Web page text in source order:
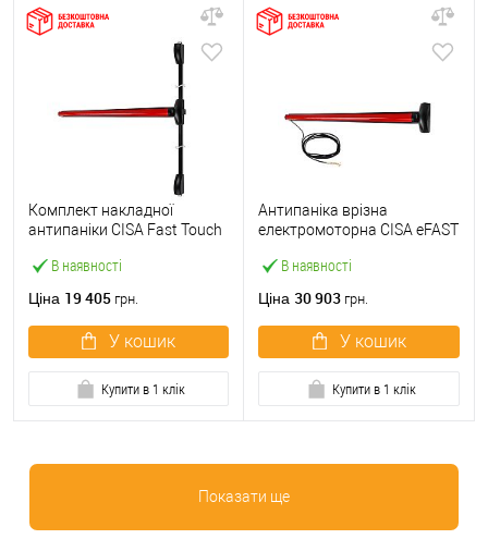
В наявності
Комплект накладної
антипаніки CISA Fast Touch
точковий вверх-вниз
Ціна 19 405 грн.
У кошик
Купити в 1 клік
В наявності
Антипаніка врізна
електромоторна CISA eFAST
Ціна 30 903 грн.
У кошик
Купити в 1 клік
Показати ще